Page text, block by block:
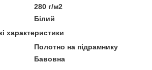
280 г/м2
Білий
характеристики
Полотно на підрамнику
Бавовна